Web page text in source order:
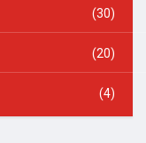
(30)
(20)
(4)